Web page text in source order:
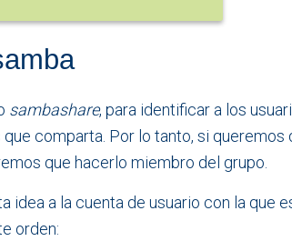
sambashare, para identificar a los
comparta. Por lo tanto, si queremos
que hacerlo miembro del grupo.
idea a la cuenta de usuario con la que
orden: